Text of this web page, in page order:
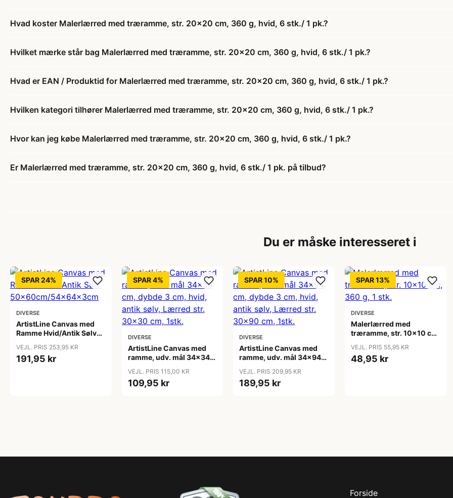
Hvad koster Malerlærred med træramme, str. 20x20 cm, 360 g, hvid, 6 stk./ 1 pk.?
Hvilket mærke står bag Malerlærred med træramme, str. 20x20 cm, 360 g, hvid, 6 stk./ 1 pk.?
Hvad er EAN / Produktid for Malerlærred med træramme, str. 20x20 cm, 360 g, hvid, 6 stk./ 1 pk.?
Hvilken kategori tilhører Malerlærred med træramme, str. 20x20 cm, 360 g, hvid, 6 stk./ 1 pk.?
Hvor kan jeg købe Malerlærred med træramme, str. 20x20 cm, 360 g, hvid, 6 stk./ 1 pk.?
Er Malerlærred med træramme, str. 20x20 cm, 360 g, hvid, 6 stk./ 1 pk. på tilbud?
Du er måske interesseret i
SPAR 24%
DIVERSE
ArtistLine Canvas med
Ramme Hvid/Antik Sølv
VEJL. PRIS 253,95 KR
191,95 kr
SPAR 4%
DIVERSE
ArtistLine Canvas med
ramme, udv. mål 34x34
antik sølv, Lærred str.
30x30 cm, 1stk.
VEJL. PRIS 115,00 KR
109,95 kr
SPAR 10%
DIVERSE
ArtistLine Canvas med
ramme, udv. mål 34x94
antik sølv, Lærred str.
30x90 cm, 1stk.
VEJL. PRIS 209,95 KR
189,95 kr
SPAR 13%
DIVERSE
Malerlærred med
træramme, str. 10x10 cm,
VEJL. PRIS 55,95 KR
48,95 kr
Forside